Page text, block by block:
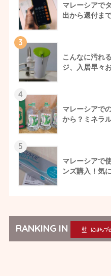
マレーシアで
出から還付ま
3
こんなに汚れ
ジ、入居早々
4
マレーシアで
から？ミネラ
5
マレーシアで
ンズ購入！気
RANKING IN